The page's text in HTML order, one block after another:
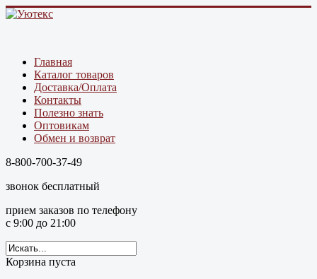
Главная
Каталог товаров
Доставка/Оплата
Контакты
Полезно знать
Оптовикам
Обмен и возврат
8-800-700-37-49
звонок бесплатный
прием заказов по телефону
с 9:00 до 21:00
Корзина пуста